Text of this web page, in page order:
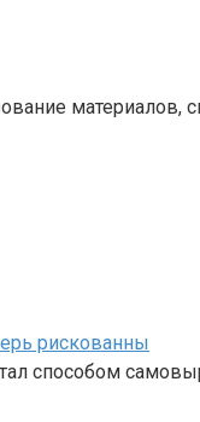
материалов,
рискованны
способом